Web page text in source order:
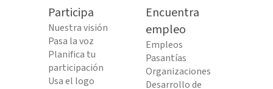
Participa
Nuestra visión
Pasa la voz
Planifica tu
participación
Usa el logo
Encuentra
empleo
Empleos
Pasantías
Organizaciones
Desarrollo de